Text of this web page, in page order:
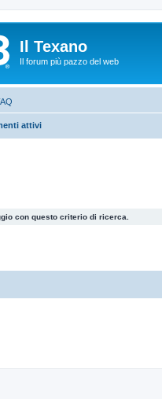
Il Texano
Il forum più pazzo del web
attivi
con questo criterio di ricerca.